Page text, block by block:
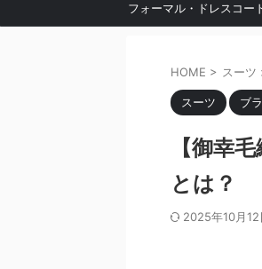
ス
フォーマル・ドレスコー
HOME > スーツ
スーツ ブ
【御幸
とは？
2025年10月12